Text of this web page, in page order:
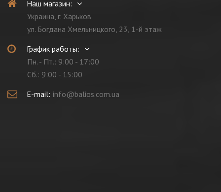
Наш магазин:
Украина, г. Харьков
ул. Богдана Хмельницкого, 23, 1-й этаж
График работы:
Пн. - Пт.: 9:00 - 17:00
Cб.: 9:00 - 15:00
E-mail: info@balios.com.ua